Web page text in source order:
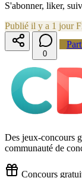
S'abonner, liker,
Publié il y a 1 jour
0
Des jeux-concours
communauté de
Concours